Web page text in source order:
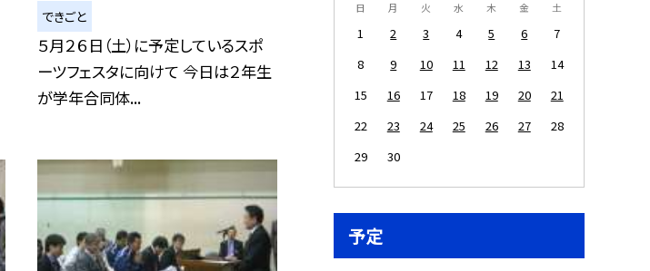
できごと
５月２６日（土）に予定しているスポ
ーツフェスタに向けて 今日は２年生
が学年合同体...
日 月 火 水 木 金 土
1 2 3 4 5 6
7
8
9 10 11 12 13
14
15
16 17 18 19 20
21
22
23 24 25 26 27
28
29
30
予定